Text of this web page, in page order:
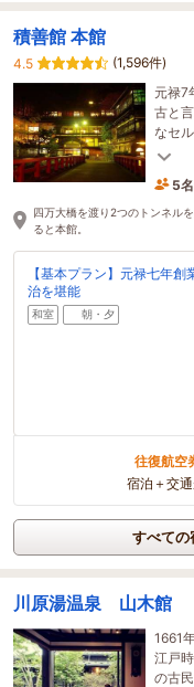
積善館 本館
4.5
(1,596件)
元禄7
古と
なセ
湯」
1
四万大橋を渡り2つのトンネル
ると本館。
【基本プラン】元禄七年
治を堪能
和室 朝・夕
往復航空
宿泊＋交
すべての
川原湯温泉 山木館
1661
江戸
の古